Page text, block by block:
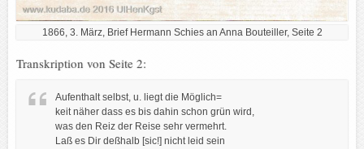
1866, 3. März, Brief Hermann Schies an Anna Bouteiller, Seite 2
Transkription von Seite 2:
Aufenthalt selbst, u. liegt die Möglich=
keit näher dass es bis dahin schon grün wird,
was den Reiz der Reise sehr vermehrt.
Laß es Dir deßhalb [sic!] nicht leid sein